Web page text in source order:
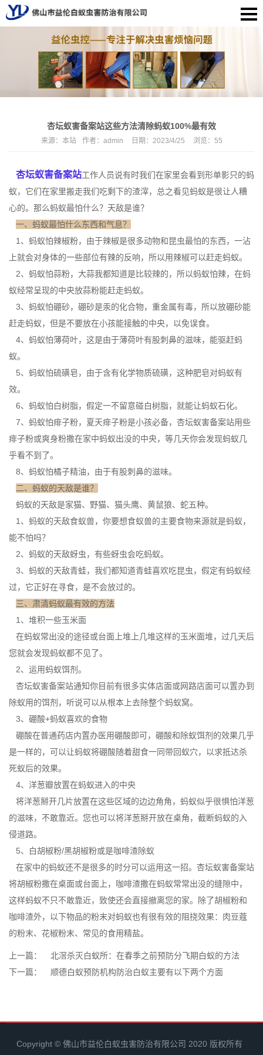
杏坛蚁害备案站这些方法清除蚂蚁100%最有效
来源： 本站 作者： admin 日期： 2023/4/25 浏览： 55
杏坛蚁害备案站工作人员说有时我们在家里会看到形单影只的蚂
蚁，它们在家里搬走我们吃剩下的渣滓，总之看见蚂蚁是很让人糟
心的。那么蚂蚁最怕什么？天敌是谁？
一、蚂蚁最怕什么东西和气息？
1、蚂蚁怕辣椒粉，由于辣椒是很多动物和昆虫最怕的东西，一沾
上就会对身体的一些部位有辣的反响，所以用辣椒可以赶走蚂蚁。
2、蚂蚁怕蒜粉，大蒜我都知道是比较辣的，所以蚂蚁怕辣，在蚂
蚁经常呈现的中央放蒜粉能赶走蚂蚁。
3、蚂蚁怕硼砂，硼砂是汞的化合物，重金属有毒，所以放硼砂能
赶走蚂蚁，但是不要放在小孩能接触的中央，以免误食。
4、蚂蚁怕薄荷叶，这是由于薄荷叶有股刺鼻的滋味，能驱赶蚂
蚁。
5、蚂蚁怕硫磺皂，由于含有化学物质硫磺，这种肥皂对蚂蚁有
效。
6、蚂蚁怕白树脂，假定一不留意碰白树脂，就能让蚂蚁石化。
7、蚂蚁怕痱子粉，夏天痱子粉是小孩必备，杏坛蚁害备案站用些
痱子粉或爽身粉撒在家中蚂蚁出没的中央，等几天你会发现蚂蚁几
乎看不到了。
8、蚂蚁怕橘子精油，由于有股刺鼻的滋味。
二、蚂蚁的天敌是谁？
蚂蚁的天敌是家猫、野猫、猫头鹰、黄鼠狼、蛇五种。
1、蚂蚁的天敌食蚁兽，你要想食蚁兽的主要食物来源就是蚂蚁，
能不怕吗？
2、蚂蚁的天敌蚜虫，有些蚜虫会吃蚂蚁。
3、蚂蚁的天敌青蛙，我们都知道青蛙喜欢吃昆虫，假定有蚂蚁经
过，它正好在寻食，是不会放过的。
三、肃清蚂蚁最有效的方法
1、堆积一些玉米面
在蚂蚁常出没的途径或台面上堆上几堆这样的玉米面堆，过几天后
您就会发现蚂蚁都不见了。
2、运用蚂蚁饵剂。
杏坛蚁害备案站通知你目前有很多实体店面或网路店面可以置办到
除蚁用的饵剂，听说可以从根本上去除整个蚂蚁窝。
3、硼酸+蚂蚁喜欢的食物
硼酸在普通药店内置办医用硼酸即可，硼酸和除蚁饵剂 的效果几乎
是一样的，可以让蚂蚁将硼酸随着甜食一同带回蚁穴，以求抵达杀
死蚁后的效果。
4、洋葱瓣放置在蚂蚁进入的中央
将洋葱掰开几片放置在这些区域的边边角角，蚂蚁似乎很惧怕洋葱
的滋味，不敢靠近。您也可以将洋葱掰开放在桌角，截断蚂蚁的 入
侵道路。
5、白胡椒粉/黑胡椒粉或是咖啡渣除蚁
在家中的蚂蚁还不是很多的时分可以运用这一招。杏坛蚁害备案站
将胡椒粉撒在桌面或台面上，咖啡渣撒在蚂蚁常常出没的缝隙中，
这样蚂蚁不只不敢靠近，致使还会直接撤离您的家。除了胡椒粉和
咖啡渣外，以下物品的粉末对蚂蚁也有很有效的阻挠效果：肉豆蔻
的粉末、花椒粉末、常见的食用精盐。
上一篇：
北滘杀灭白蚁所：在春季之前预防分飞期白蚁的方法
下一篇：
顺德白蚁预防机构防治白蚁主要有以下两个方面
Copyright © 佛山市益伦白蚁虫害防治有限公司 2020 版权所有